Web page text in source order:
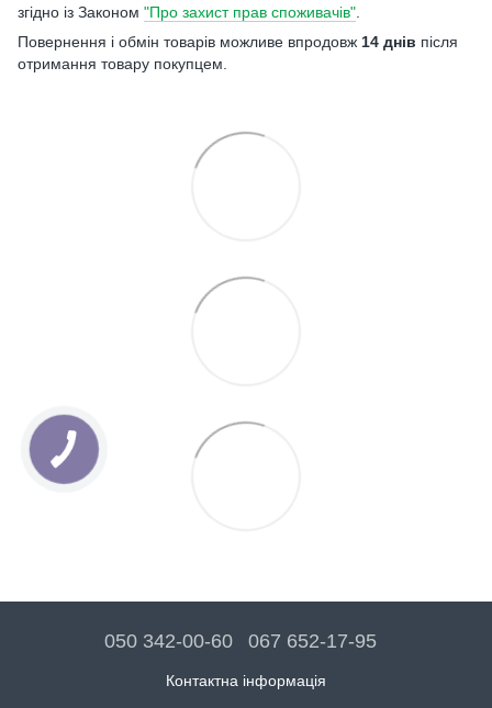
згідно із Законом "Про захист прав споживачів"
Повернення і обмін товарів можливе впродовж 14 днів після
отримання товару покупцем.
050 342-00-60 067 652-17-95
Контактна інформація